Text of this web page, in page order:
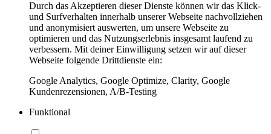
Durch das Akzeptieren dieser Dienste können wir das Klick-
und Surfverhalten innerhalb unserer Webseite nachvollziehen
und anonymisiert auswerten, um unsere Webseite zu
optimieren und das Nutzungserlebnis insgesamt laufend zu
verbessern. Mit deiner Einwilligung setzen wir auf dieser
Webseite folgende Drittdienste ein:
Google Analytics, Google Optimize, Clarity, Google
Kundenrezensionen, A/B-Testing
Funktional